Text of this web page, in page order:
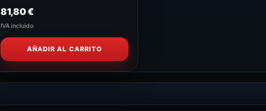
81,80€
IVA incluido
AÑADIR AL CARRITO